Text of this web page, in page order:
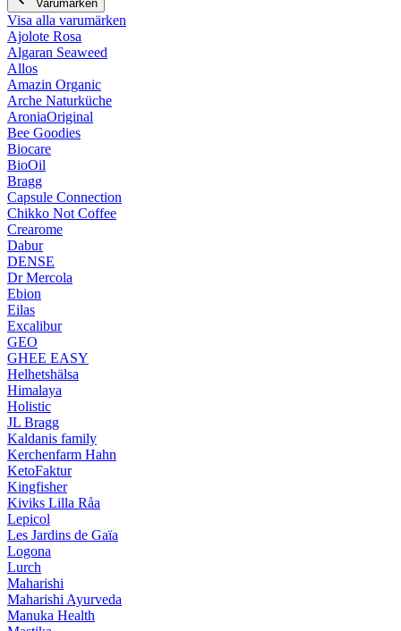
Varumärken
Visa alla varumärken
Ajolote Rosa
Algaran Seaweed
Allos
Amazin Organic
Arche Naturküche
AroniaOriginal
Bee Goodies
Biocare
BioOil
Bragg
Capsule Connection
Chikko Not Coffee
Crearome
Dabur
DENSE
Dr Mercola
Ebion
Eilas
Excalibur
GEO
GHEE EASY
Helhetshälsa
Himalaya
Holistic
JL Bragg
Kaldanis family
Kerchenfarm Hahn
KetoFaktur
Kingfisher
Kiviks Lilla Råa
Lepicol
Les Jardins de Gaïa
Logona
Lurch
Maharishi
Maharishi Ayurveda
Manuka Health